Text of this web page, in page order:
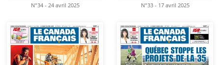
N°34 - 24 avril 2025 N°33 - 17 avril 2025